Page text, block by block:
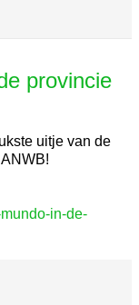
provincie
uitje van de
in-de-